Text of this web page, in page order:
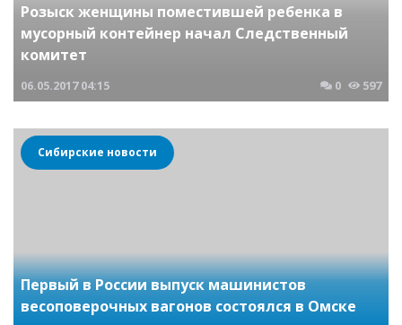
Розыск женщины поместившей ребенка в
мусорный контейнер начал Следственный
комитет
06.05.2017 04:15 0 597
Сибирские новости
Первый в России выпуск машинистов
весоповерочных вагонов состоялся в Омске